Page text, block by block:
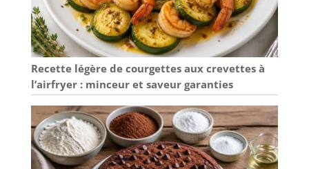
Recette légère de courgettes aux crevettes à
l’airfryer : minceur et saveur garanties